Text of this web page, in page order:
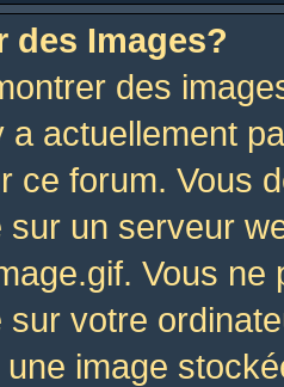
des Images?
des
a actuellement
ce forum. Vous
sur un serveur
Vous
sur votre
image